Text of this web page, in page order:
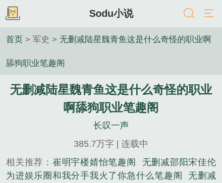
Sodu小说
首页 > 军史 > 无删减陆星魏青鱼这是什么奇怪的职业啊
舔狗职业笔趣阁
无删减陆星魏青鱼这是什么奇怪的职业
啊舔狗职业笔趣阁
长叹一声
385.7万字 | 连载中
相关推荐： 崔明宇楼婧怡笔趣阁
无删减邵阳宋佳伦
为进娱乐圈和我分手我火了你急什么笔趣阁
无删减